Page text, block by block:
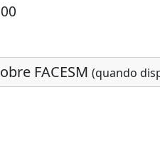
FACESM (quando